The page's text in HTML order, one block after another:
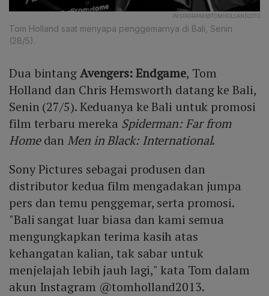
INSTAGRAM/@TOMHOLLAND2013
Tom Holland saat menyapa penggemarnya di Bali, Senin
(28/5).
Dua bintangAvengers: Endgame, Tom
Holland dan Chris Hemsworth datang ke Bali,
Senin (27/5). Keduanya ke Bali untuk promosi
film terbaru mereka Spiderman: Far from
Homedan Men in Black: International.
Sony Pictures sebagai produsen dan
distributor kedua film mengadakan jumpa
pers dan temu penggemar, serta promosi.
"Bali sangat luar biasa dan kami semua
mengungkapkan terima kasih atas
kehangatan kalian, tak sabar untuk
menjelajah lebih jauh lagi," kata Tom dalam
akun Instagram @tomholland2013.